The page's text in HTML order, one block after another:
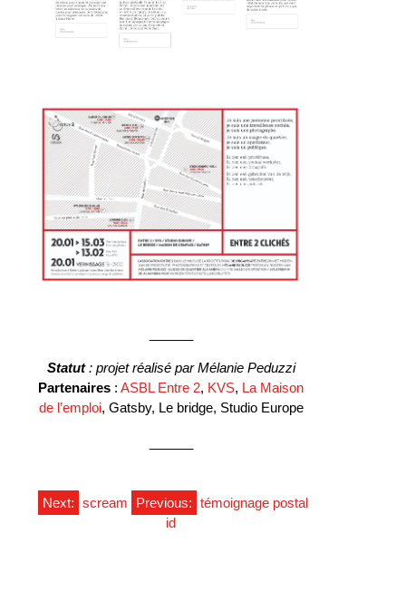
Statut: projet réalisé par Mélanie Peduzzi
Partenaires :ASBL Entre 2, KVS, La Maison
de l’emploi, Gatsby, Le bridge, Studio Europe
NAVIGATION
Previous: témoignage postal
Next: scream
id